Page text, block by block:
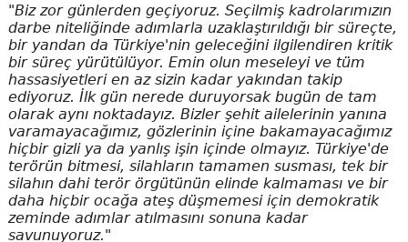
"Biz zor günlerden geçiyoruz. Seçilmiş kadrolarımızın
darbe niteliğinde adımlarla uzaklaştırıldığı bir süreçte,
bir yandan da Türkiye'nin geleceğini ilgilendiren kritik
bir süreç yürütülüyor. Emin olun meseleyi ve tüm
hassasiyetleri en az sizin kadar yakından takip
ediyoruz. İlk gün nerede duruyorsak bugün de tam
olarak aynı noktadayız. Bizler şehit ailelerinin yanına
varamayacağımız, gözlerinin içine bakamayacağımız
hiçbir gizli ya da yanlış işin içinde olmayız. Türkiye'de
terörün bitmesi, silahların tamamen susması, tek bir
silahın dahi terör örgütünün elinde kalmaması ve bir
daha hiçbir ocağa ateş düşmemesi için demokratik
zeminde adımlar atılmasını sonuna kadar
savunuyoruz."